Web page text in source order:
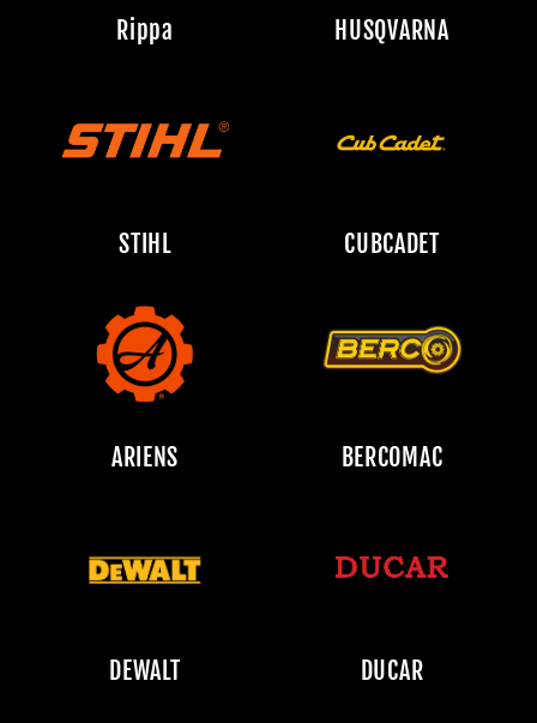
Rippa HUSQVARNA
STIHL CUBCADET
ARIENS BERCOMAC
DEWALT DUCAR